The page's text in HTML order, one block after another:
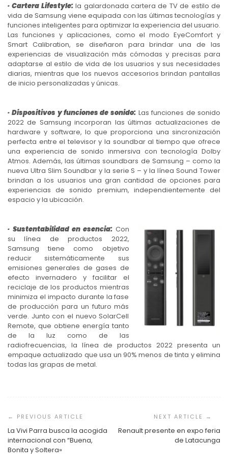
· Cartera Lifestyle:la galardonada cartera de TV de estilo de
vida de Samsung viene equipada con las últimas tecnologías y
funciones inteligentes para optimizar la experiencia del usuario.
Las funciones y aplicaciones, como el modo EyeComfort y
Smart Calibration, se diseñaron para brindar una de las
experiencias de visualización más cómodas y precisas para
adaptarse al estilo de vida de los usuarios y sus necesidades
diarias, mientras que los nuevos accesorios brindan pantallas
de inicio personalizadas y únicas.
· Dispositivos y funciones de sonido: Las funciones de sonido
2022 de Samsung incorporan las últimas actualizaciones de
hardware y software, lo que proporciona una sincronización
perfecta entre el televisor y la soundbar al tiempo que ofrece
una experiencia de sonido inmersiva con tecnología Dolby
Atmos. Además, las últimas soundbars de Samsung – como la
nueva Ultra Slim Soundbar y la serie S – y la línea Sound Tower
brindan a los usuarios una gran cantidad de opciones para
experiencias de sonido premium, independientemente del
espacio y la ubicación.
· Sustentabilidad en esencia:Con
su línea de productos 2022,
Samsung tiene como objetivo
reducir sistemáticamente sus
emisiones generales de gases de
efecto invernadero y facilitar el
reciclaje de los productos mientras
minimiza el impacto durante la fase
de producción para un futuro más
verde. Junto con el nuevo SolarCell
Remote, que obtiene energía tanto
de la luz como de las
radiofrecuencias, la línea de productos 2022 presenta un
empaque actualizado que usa un 90% menos de tinta y elimina
todas las grapas de metal.
de
entradas
La Vivi Parra busca la acogida
internacional con “Buena,
Bonita y Soltera»
Renault presente en expo feria
de Latacunga